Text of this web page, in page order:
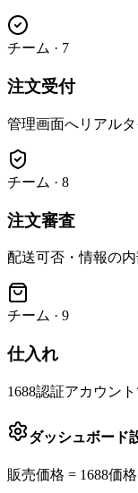
チーム · 7
注文受付
管理画面へリアル
チーム · 8
注文審査
配送可否・情報の内
チーム · 9
仕入れ
1688認証アカウン
ダッシュボード
販売価格 = 1688価